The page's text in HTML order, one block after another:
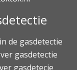
de gasdetectie
gasdetectie
gasdetecie